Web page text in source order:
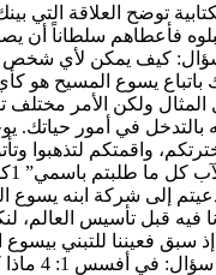
توضح العلاقة التي
قبلوه فأعطاهم سلطاناً أن
كيف يمكن لأي شخص
باتباع يسوع المسيح هو
ولكن الأمر مختلف
واقمتكم لتذهبوا
إلى شركة ابنه يسوع
اختارنا فيه قبل تأسيس
سبق فعيننا للتبني
حسب مسرة